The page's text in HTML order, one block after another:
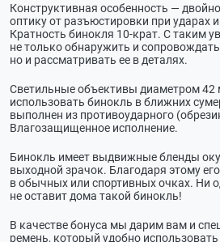
Конструктивная особенность —
оптику от разъюстировки при ударах
Кратность бинокля 10-крат. С таким
не только обнаружить и
но и рассматривать ее в деталях.
Светильные объективы диаметром
использовать бинокль в ближних
выполнен из противоударного
Влагозащищенное исполнение.
Бинокль имеет выдвижные бленды
выходной зрачок. Благодаря этому
в обычных или спортивных очках. Ни
не оставит дома такой бинокль!
В качестве бонуса мы дарим вам и
ремень, который удобно